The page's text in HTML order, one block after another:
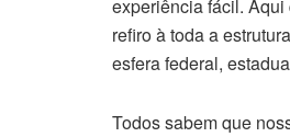
experiência fácil.
refiro à toda a
esfera federal,
Todos sabem que